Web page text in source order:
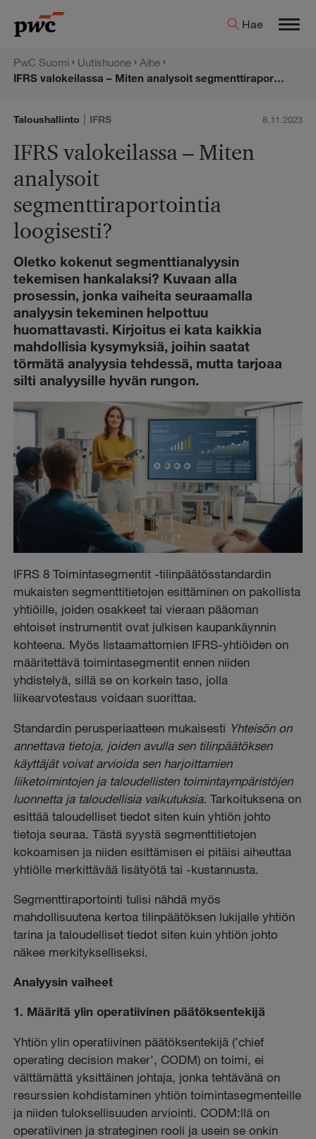
sisältöön
PwC:n
Hae
PwC Suomi Uutishuone
Aihe
IFRS valokeilassa – Miten analysoit segmenttiraportointia loogisesti?
Taloushallinto | IFRS 8.11.2023
IFRS valokeilassa – Miten
analysoit
segmenttiraportointia
loogisesti?
Oletko kokenut segmenttianalyysin
tekemisen hankalaksi? Kuvaan alla
prosessin, jonka vaiheita seuraamalla
analyysin tekeminen helpottuu
huomattavasti. Kirjoitus ei kata kaikkia
mahdollisia kysymyksiä, joihin saatat
törmätä analyysia tehdessä, mutta tarjoaa
silti analyysille hyvän rungon.
IFRS 8 Toimintasegmentit -tilinpäätösstandardin
mukaisten segmenttitietojen esittäminen on pakollista
yhtiöille, joiden osakkeet tai vieraan pääoman
ehtoiset instrumentit ovat julkisen kaupankäynnin
kohteena. Myös listaamattomien IFRS-yhtiöiden on
määritettävä toimintasegmentit ennen niiden
yhdistelyä, sillä se on korkein taso, jolla
liikearvotestaus voidaan suorittaa.
Standardin perusperiaatteen mukaisesti Yhteisön on
annettava tietoja, joiden avulla sen tilinpäätöksen
käyttäjät voivat arvioida sen harjoittamien
liiketoimintojen ja taloudellisten toimintaympäristöjen
luonnetta ja taloudellisia vaikutuksia.Tarkoituksena on
esittää taloudelliset tiedot siten kuin yhtiön johto
tietoja seuraa. Tästä syystä segmenttitietojen
kokoamisen ja niiden esittämisen ei pitäisi aiheuttaa
yhtiölle merkittävää lisätyötä tai -kustannusta.
Segmenttiraportointi tulisi nähdä myös
mahdollisuutena kertoa tilinpäätöksen lukijalle yhtiön
tarina ja taloudelliset tiedot siten kuin yhtiön johto
näkee merkitykselliseksi.
Analyysin vaiheet
1. Määritä ylin operatiivinen päätöksentekijä
Yhtiön ylin operatiivinen päätöksentekijä (’chief
operating decision maker’, CODM) on toimi, ei
välttämättä yksittäinen johtaja, jonka tehtävänä on
resurssien kohdistaminen yhtiön toimintasegmenteille
ja niiden tuloksellisuuden arviointi. CODM:llä on
operatiivinen ja strateginen rooli ja usein se onkin